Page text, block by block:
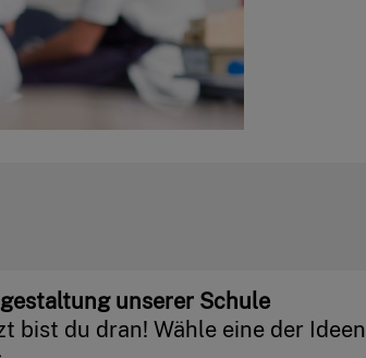
unserer Schule
bist du dran! Wähle eine der Ideen